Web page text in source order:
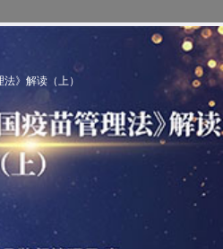
》解读（上）